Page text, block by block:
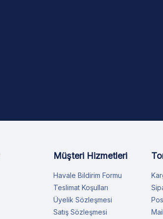
Müşteri Hizmetleri
Havale Bildirim Formu
Teslimat Koşulları
Üyelik Sözleşmesi
Satış Sözleşmesi